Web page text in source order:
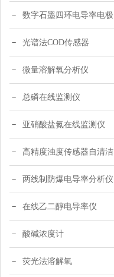
数字石墨四环电导率电极
光谱法COD传感器
微量溶解氧分析仪
总磷在线监测仪
亚硝酸盐氮在线监测仪
高精度浊度传感器自清洁
两线制防爆电导率分析仪
在线乙二醇电导率仪
酸碱浓度计
荧光法溶解氧